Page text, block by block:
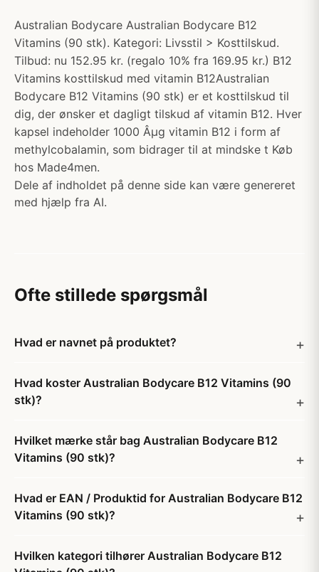
Australian Bodycare Australian Bodycare B12
Vitamins (90 stk). Kategori: Livsstil > Kosttilskud.
Tilbud: nu 152.95 kr. (regalo 10% fra 169.95 kr.) B12
Vitamins kosttilskud med vitamin B12Australian
Bodycare B12 Vitamins (90 stk) er et kosttilskud til
dig, der ønsker et dagligt tilskud af vitamin B12. Hver
kapsel indeholder 1000 Âµg vitamin B12 i form af
methylcobalamin, som bidrager til at mindske t Køb
hos Made4men.
Dele af indholdet på denne side kan være genereret
med hjælp fra AI.
Ofte stillede spørgsmål
Hvad er navnet på produktet?
Hvad koster Australian Bodycare B12 Vitamins (90
stk)?
Hvilket mærke står bag Australian Bodycare B12
Vitamins (90 stk)?
Hvad er EAN / Produktid for Australian Bodycare B12
Vitamins (90 stk)?
Hvilken kategori tilhører Australian Bodycare B12